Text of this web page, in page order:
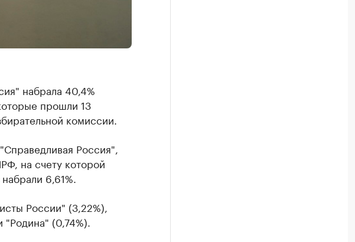
набрала 40,4%
прошли 13
комиссии.
Россия",
на счету которой
6,61%.
России" (3,22%),
(0,74%).